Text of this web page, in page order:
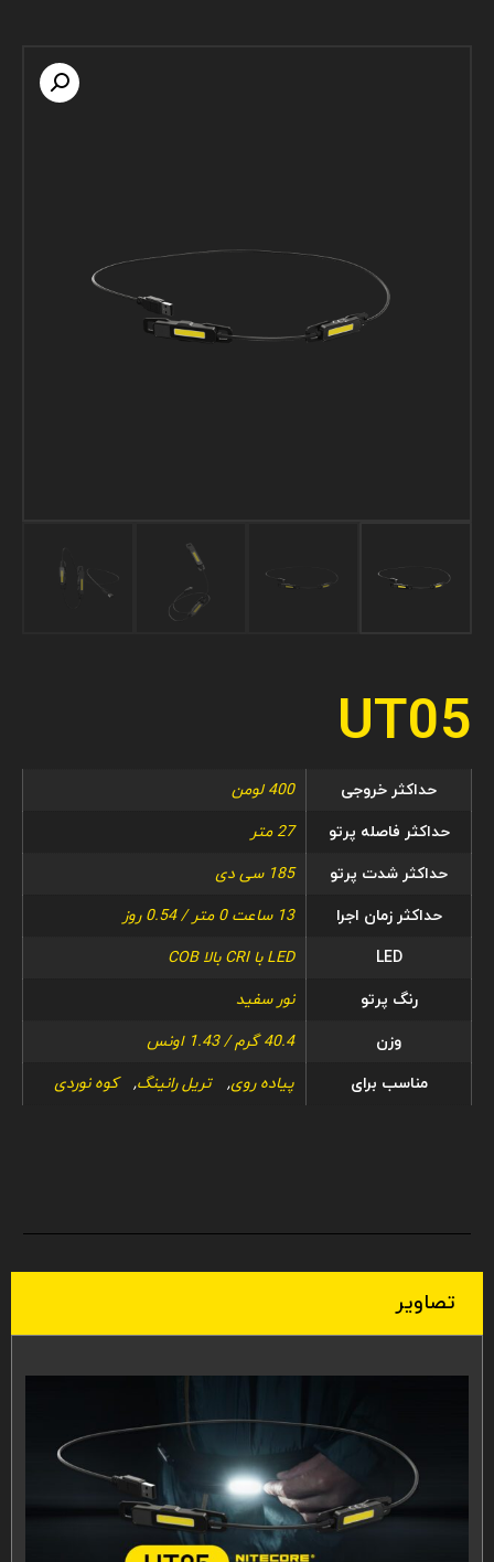
UT05
حداکثر خروجی
400 لومن
حداکثر فاصله پرتو
27 متر
حداکثر شدت پرتو
185 سی دی
حداکثر زمان اجرا
13 ساعت 0 متر / 0.54 روز
LED
LED با CRI بالا COB
رنگ پرتو
نور سفید
وزن
40.4 گرم / 1.43 اونس
مناسب برای
پیاده روی, تریل رانینگ, کوه نوردی
تصاویر